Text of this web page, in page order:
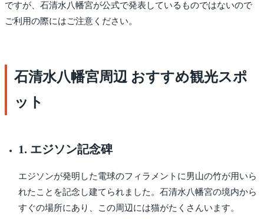
ですが、石清水八幡宮が公式で発表しているものではないので
ご利用の際にはご注意ください。
石清水八幡宮周辺 おすすめ観光スポ
ット
1. エジソン記念碑
エジソンが発明した電球のフィラメントに男山の竹が用いら
れたことを記念し建てられました。石清水八幡宮の境内から
すぐの場所にあり、この周辺には猫がたくさんいます。